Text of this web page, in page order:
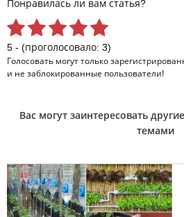
Понравилась ли вам статья?
5 - (проголосовало: 3)
Голосовать могут только
и не заблокированные пользователи!
Вас могут заинтересовать
темами